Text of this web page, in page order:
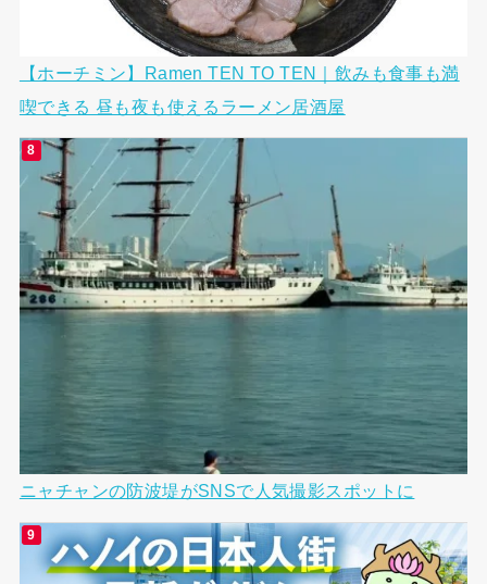
【ホーチミン】Ramen TEN TO TEN｜飲みも食事も満
喫できる 昼も夜も使えるラーメン居酒屋
ニャチャンの防波堤がSNSで人気撮影スポットに